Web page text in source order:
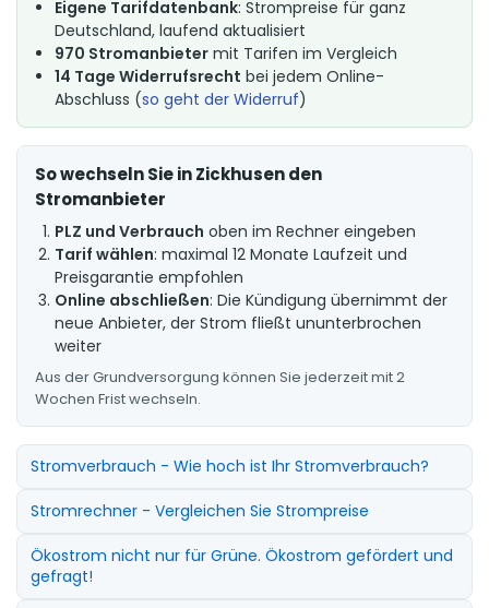
Eigene Tarifdatenbank: Strompreise für ganz
Deutschland, laufend aktualisiert
970 Stromanbieter mit Tarifen im Vergleich
14 Tage Widerrufsrecht bei jedem Online-
Abschluss (so geht der Widerruf)
So wechseln Sie in Zickhusen den
Stromanbieter
PLZ und Verbrauch oben im Rechner eingeben
Tarif wählen: maximal 12 Monate Laufzeit und
Preisgarantie empfohlen
Online abschließen: Die Kündigung übernimmt der
neue Anbieter, der Strom fließt ununterbrochen
weiter
Aus der Grundversorgung können Sie jederzeit mit 2
Wochen Frist wechseln.
Stromverbrauch - Wie hoch ist Ihr Stromverbrauch?
Stromrechner - Vergleichen Sie Strompreise
Ökostrom nicht nur für Grüne. Ökostrom gefördert und
gefragt!